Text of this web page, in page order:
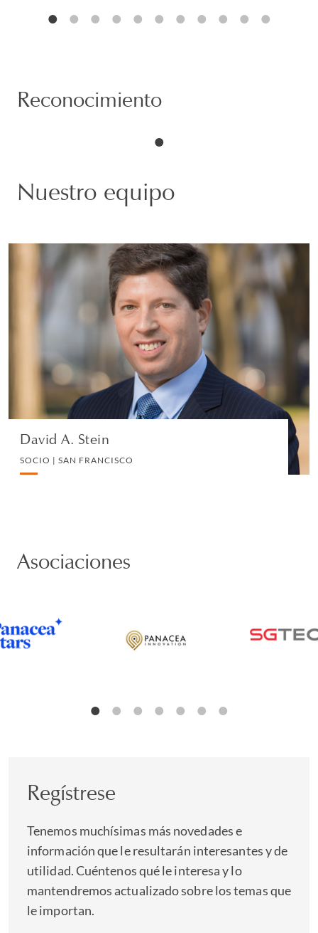
Reconocimiento
Nuestro equipo
David A. Stein
SOCIO | SAN FRANCISCO
David A. Stein
SOCIO | SAN FRANCISCO
PRIVATE CLIENT AND TAX
VIEW PROFILE
Asociaciones
Regístrese
Tenemos muchísimas más novedades e
información que le resultarán interesantes y de
utilidad. Cuéntenos qué le interesa y lo
mantendremos actualizado sobre los temas que
le importan.